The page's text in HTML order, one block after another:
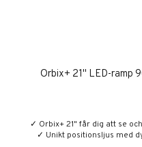
Orbix+ 21" LED-ramp
✓ Orbix+ 21" får dig att se
✓ Unikt positionsljus med